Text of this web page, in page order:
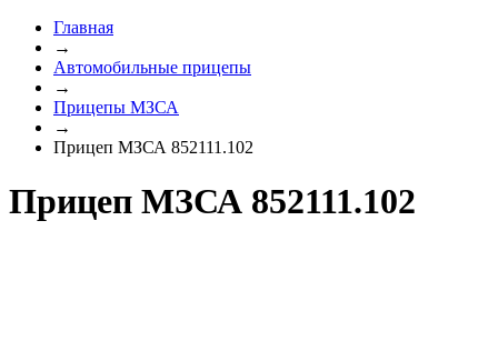
Главная
→
Автомобильные прицепы
→
Прицепы МЗСА
→
Прицеп МЗСА 852111.102
Прицеп МЗСА 852111.102